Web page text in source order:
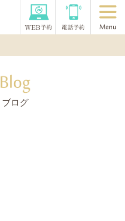
ブログ